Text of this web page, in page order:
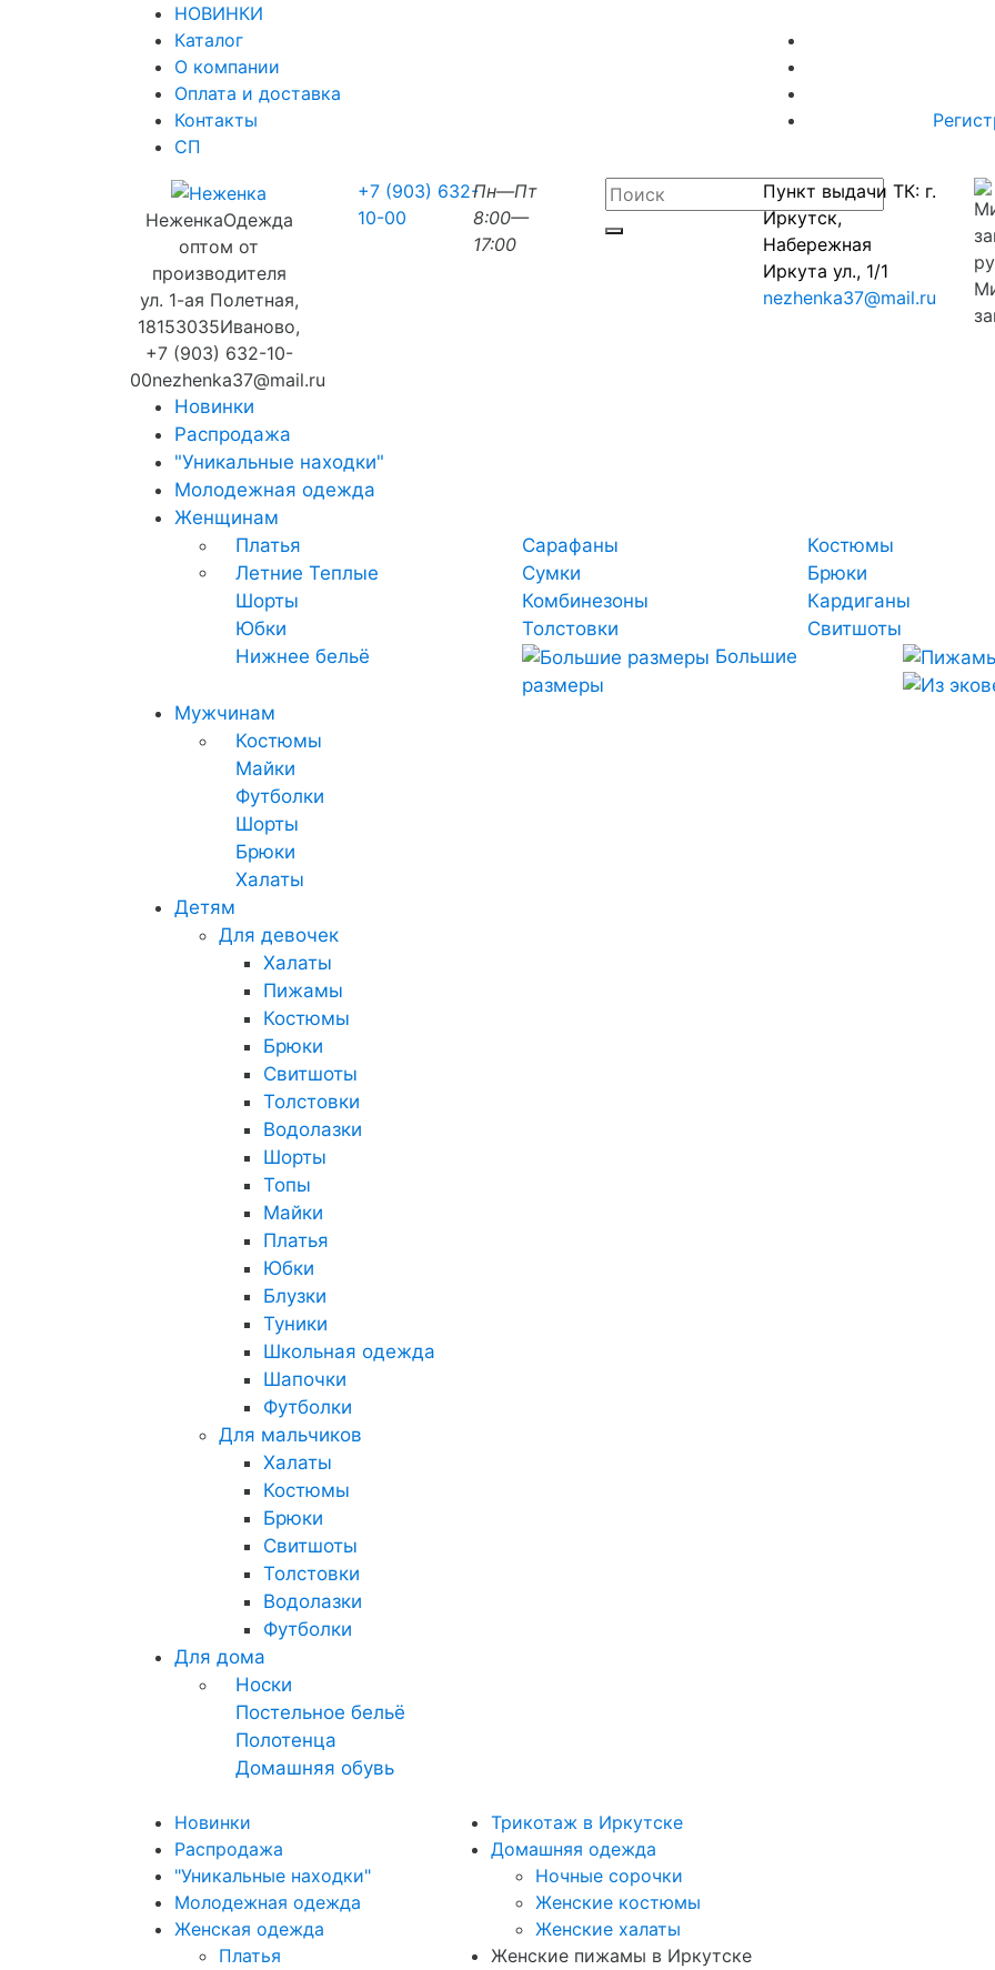
НОВИНКИ
Каталог
О компании
Оплата и доставка
Контакты
СП
НеженкаОдежда
оптом от
производителя
ул. 1-ая Полетная,
18153035Иваново,
+7 (903) 632-10-
00nezhenka37@mail.ru
+7 (903) 632-
10-00
Пн—Пт
8:00—
17:00
Пункт выдачи ТК: г.
Иркутск,
Набережная
Иркута ул., 1/1
nezhenka37@mail.ru
Новинки
Распродажа
"Уникальные находки"
Молодежная одежда
Женщинам
Платья
Летние Теплые
Сарафаны Костюмы
Сумки
Брюки
Шорты
Комбинезоны Кардиганы
Юбки
Толстовки Свитшоты
Нижнее бельё
Большие
размеры
Мужчинам
Костюмы
Майки
Футболки
Шорты
Брюки
Халаты
Детям
Для девочек
Халаты
Пижамы
Костюмы
Брюки
Свитшоты
Толстовки
Водолазки
Шорты
Топы
Майки
Платья
Юбки
Блузки
Туники
Школьная одежда
Шапочки
Футболки
Для мальчиков
Халаты
Костюмы
Брюки
Свитшоты
Толстовки
Водолазки
Футболки
Для дома
Носки
Постельное бельё
Полотенца
Домашняя обувь
Новинки
Распродажа
"Уникальные находки"
Молодежная одежда
Женская одежда
Платья
Трикотаж в Иркутске
Домашняя одежда
Ночные сорочки
Женские костюмы
Женские халаты
Женские пижамы в Иркутске